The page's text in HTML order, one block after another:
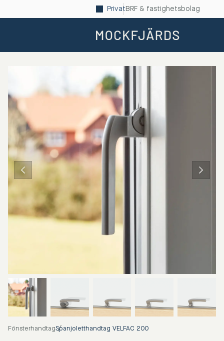
PrivatBRF & fastighetsbolag
FönsterhandtagSpanjoletthandtag VELFAC 200